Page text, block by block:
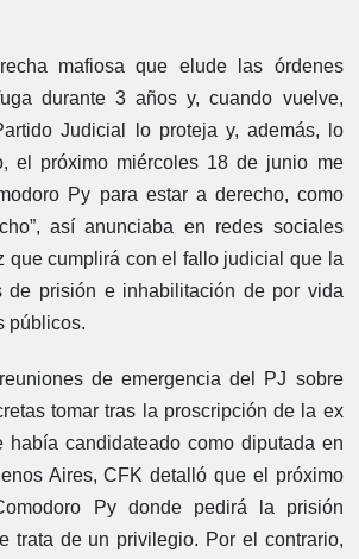
mafiosa que elude las órdenes
durante 3 años y, cuando vuelve,
Judicial lo proteja y, además, lo
el próximo miércoles 18 de junio me
Py para estar a derecho, como
así anunciaba en redes sociales
que cumplirá con el fallo judicial que la
de prisión e inhabilitación de por vida
públicos.
de emergencia del PJ sobre
tomar tras la proscripción de la ex
había candidateado como diputada en
Aires, CFK detalló que el próximo
Py donde pedirá la prisión
trata de un privilegio. Por el contrario,